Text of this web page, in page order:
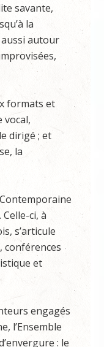
savante,
la
autour
formats et
vocal,
dirigé ; et
la
ci, à
s’articule
conférences
et
engagés
l’Ensemble
: le